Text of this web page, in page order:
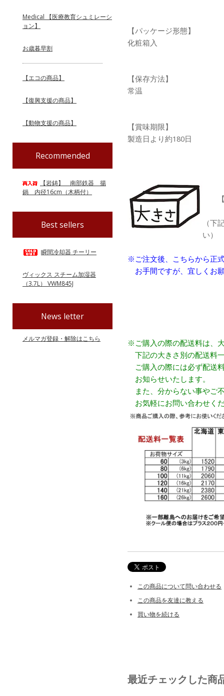
【パッケージ形態】
化粧箱入
【保存方法】
常温
【賞味期限】
製造日より約180日
【
（下
い）
※ご注文後、こちらから正
お手間ですが、宜しくお
※ご購入の際の配送料は、
下記の大きさ別の配送料
ご購入の際には必ず配送
お知らせいたします。
また、分からない事やご
お気軽にお問い合わせく
この商品について問い合わせる
この商品を友達に教える
買い物を続ける
最近チェックした商
Medical 【医療教育シュミレーシ
ョン】
お歳暮早割
【エコの商品】
【復興支援の商品】
【動物支援の商品】
Recommended
【岩鋳】 南部鉄器 揚
鍋 内径16cm（木柄付）
Best sellers
瞬間冷却器 チーリー
ヴィックス スチーム加湿器
（3.7L） VWM845J
News letter
メルマガ登録・解除はこちら